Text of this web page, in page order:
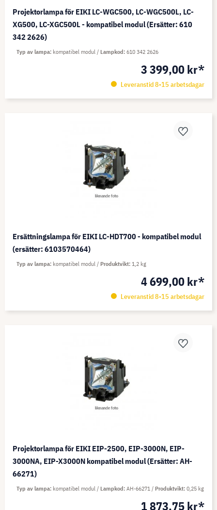
Projektorlampa för EIKI LC-WGC500, LC-WGC500L, LC-
XG500, LC-XGC500L - kompatibel modul (Ersätter: 610
342 2626)
3 399,00 kr*
Leveranstid 8-15 arbetsdagar
Typ av lampa kompatibel modul Lampkod 610 342 2626
Ersättningslampa för EIKI LC-HDT700 - kompatibel modul
(ersätter: 6103570464)
4 699,00 kr*
Leveranstid 8-15 arbetsdagar
Typ av lampa kompatibel modul Produktvikt 1,2 kg
Projektorlampa för EIKI EIP-2500, EIP-3000N, EIP-
3000NA, EIP-X3000N kompatibel modul (Ersätter: AH-
66271)
1 873,75 kr*
Typ av lampa kompatibel modul Lampkod AH-66271 Produktvikt 0,25 kg